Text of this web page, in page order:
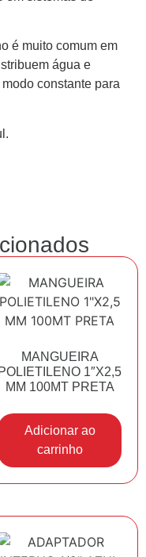
é muito comum em
água e
constante para
MANGUEIRA
POLIETILENO 1″X2,5
MM 100MT PRETA
Adicionar ao
carrinho